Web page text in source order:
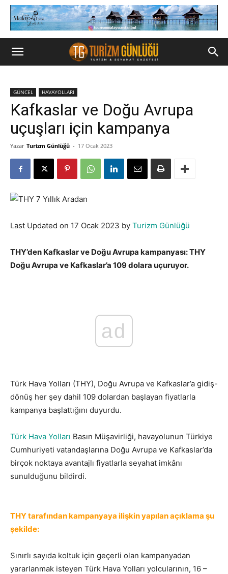
GÜNCEL HAVAYOLLARI
Kafkaslar ve Doğu Avrupa
uçuşları için kampanya
Yazar Turizm Günlüğü - 17 Ocak 2023
Last Updated on 17 Ocak 2023 by Turizm Günlüğü
THY’den Kafkaslar ve Doğu Avrupa kampanyası: THY
Doğu Avrupa ve Kafkaslar’a 109 dolara uçuruyor.
ad
Türk Hava Yolları (THY), Doğu Avrupa ve Kafkaslar’a gidiş-
dönüş her şey dahil 109 dolardan başlayan fiyatlarla
kampanya başlattığını duyurdu.
Türk Hava Yolları Basın Müşavirliği, havayolunun Türkiye
Cumhuriyeti vatandaşlarına Doğu Avrupa ve Kafkaslar’da
birçok noktaya avantajlı fiyatlarla seyahat imkânı
sunulduğunu bildirdi.
THY tarafından kampanyaya ilişkin yapılan açıklama şu
şekilde:
Sınırlı sayıda koltuk için geçerli olan kampanyadan
yararlanmak isteyen Türk Hava Yolları yolcularının, 16 –